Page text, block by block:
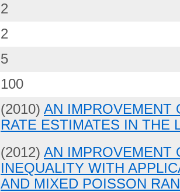
2
2
5
100
(2010) AN IMPROVEMENT
RATE ESTIMATES IN THE
(2012) AN IMPROVEMENT
INEQUALITY WITH
AND MIXED POISSON